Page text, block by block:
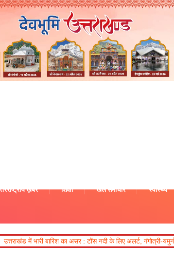
ख़बरें शिक्षा खेल समाचार स्वास्थ्य
: टोंस नदी के लिए अलर्ट, गंगोत्री-यमुनोत्री और बद्रीनाथ हाईवे कई